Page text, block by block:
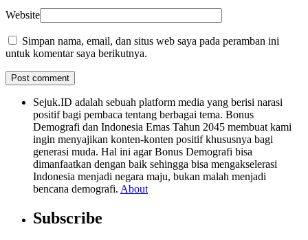
Website
Simpan nama, email, dan situs web saya pada peramban ini
untuk komentar saya berikutnya.
Sejuk.ID adalah sebuah platform media yang berisi narasi
positif bagi pembaca tentang berbagai tema. Bonus
Demografi dan Indonesia Emas Tahun 2045 membuat kami
ingin menyajikan konten-konten positif khususnya bagi
generasi muda. Hal ini agar Bonus Demografi bisa
dimanfaatkan dengan baik sehingga bisa mengakselerasi
Indonesia menjadi negara maju, bukan malah menjadi
bencana demografi. About
Subscribe